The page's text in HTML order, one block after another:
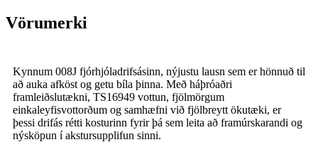
Vörumerki
Kynnum 008J fjórhjóladrifsásinn, nýjustu lausn sem er hönnuð til
að auka afköst og getu bíla þinna. Með háþróaðri
framleiðslutækni, TS16949 vottun, fjölmörgum
einkaleyfisvottorðum og samhæfni við fjölbreytt ökutæki, er
þessi drifás rétti kosturinn fyrir þá sem leita að framúrskarandi og
nýsköpun í akstursupplifun sinni.